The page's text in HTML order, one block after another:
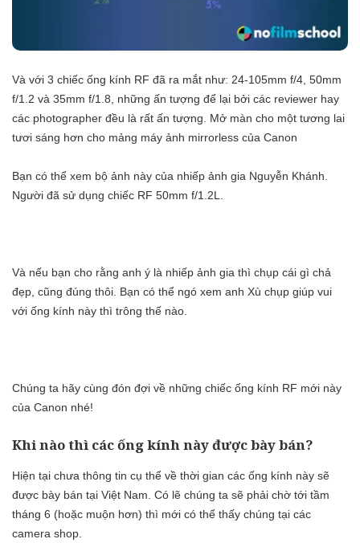
Và với 3 chiếc ống kính RF đã ra mắt như: 24-105mm f/4, 50mm
f/1.2 và 35mm f/1.8, những ấn tượng để lại bởi các reviewer hay
các photographer đều là rất ấn tượng. Mở màn cho một tương lai
tươi sáng hơn cho mảng máy ảnh mirrorless của Canon
Bạn có thể xem bộ ảnh này của nhiếp ảnh gia Nguyễn Khánh.
Người đã sử dụng chiếc RF 50mm f/1.2L.
Và nếu bạn cho rằng anh ý là nhiếp ảnh gia thì chụp cái gì chả
đẹp, cũng đúng thôi. Bạn có thể ngó xem anh Xù chụp giúp vui
với ống kính này thì trông thế nào.
Chúng ta hãy cùng đón đợi về những chiếc ống kính RF mới này
của Canon nhé!
Khi nào thì các ống kính này được bày bán?
Hiện tại chưa thông tin cụ thể về thời gian các ống kính này sẽ
được bày bán tại Việt Nam. Có lẽ chúng ta sẽ phải chờ tới tầm
tháng 6 (hoặc muộn hơn) thì mới có thể thấy chúng tại các
camera shop.